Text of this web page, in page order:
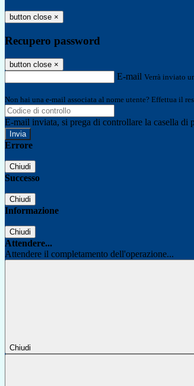
button close ×
Recupero password
button close ×
E-mail Verrà inviato
Non hai una e-mail associata al nome utente? Effettua il
E-mail inviata, si prega di controllare la casella di
Errore
Chiudi
Successo
Chiudi
Informazione
Chiudi
Attendere...
Attendere il completamento dell'operazione...
Chiudi